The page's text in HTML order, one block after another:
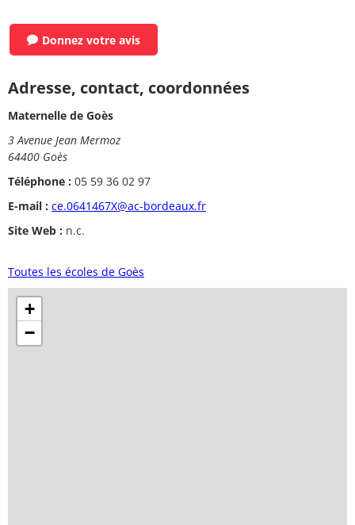
Donnez votre avis
Adresse, contact, coordonnées
Maternelle de Goès
3 Avenue Jean Mermoz
64400 Goès
Téléphone : 05 59 36 02 97
E-mail : ce.0641467X@ac-bordeaux.fr
Site Web : n.c.
Toutes les écoles de Goès
+
−